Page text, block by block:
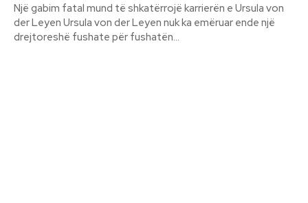
Një gabim fatal mund të shkatërrojë karrierën e Ursula von
der Leyen Ursula von der Leyen nuk ka emëruar ende një
drejtoreshë fushate për fushatën...